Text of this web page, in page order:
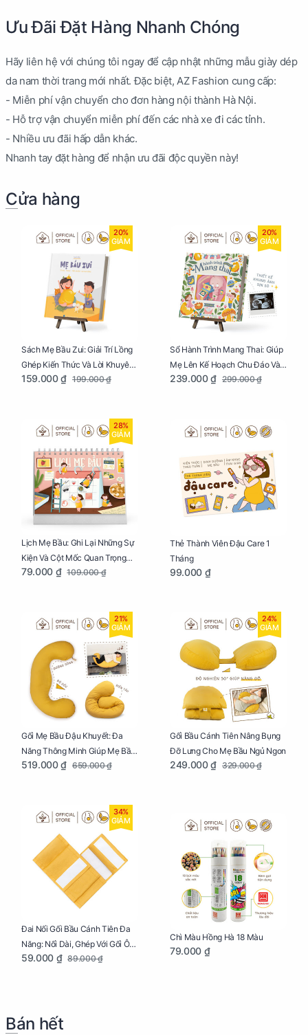
Ưu Đãi Đặt Hàng Nhanh Chóng
Hãy liên hệ với chúng tôi ngay để cập nhật những mẫu giày dép
da nam thời trang mới nhất. Đặc biệt, AZ Fashion cung cấp:
- Miễn phí vận chuyển cho đơn hàng nội thành Hà Nội.
- Hỗ trợ vận chuyển miễn phí đến các nhà xe đi các tỉnh.
- Nhiều ưu đãi hấp dẫn khác.
Nhanh tay đặt hàng để nhận ưu đãi độc quyền này!
Cửa hàng
20%
GIẢM
Sách Mẹ Bầu Zui: Giải Trí Lồng
Ghép Kiến Thức Và Lời Khuyên
Mang Thai Bổ Ích
159.000 ₫ 199.000 ₫
20%
GIẢM
Sổ Hành Trình Mang Thai: Giúp
Mẹ Lên Kế Hoạch Chu Đáo Và
Lưu Giữ Kỷ Niệm Mang Thai
239.000 ₫ 299.000 ₫
28%
GIẢM
Lịch Mẹ Bầu: Ghi Lại Những Sự
Kiện Và Cột Mốc Quan Trọng
Của Mẹ Và Bé
79.000 ₫ 109.000 ₫
Thẻ Thành Viên Đậu Care 1
Tháng
99.000 ₫
21%
GIẢM
Gối Mẹ Bầu Đậu Khuyết: Đa
Năng Thông Minh Giúp Mẹ Bầu
Ngủ Ngon, Cho Bé Bú Sau Sinh
519.000 ₫ 659.000 ₫
24%
GIẢM
Gối Bầu Cánh Tiên Nâng Bụng
Đỡ Lưng Cho Mẹ Bầu Ngủ Ngon
249.000 ₫ 329.000 ₫
34%
GIẢM
Đai Nối Gối Bầu Cánh Tiên Đa
Năng: Nối Dài, Ghép Với Gối Ôm
Dễ Dàng
59.000 ₫ 89.000 ₫
Chì Màu Hồng Hà 18 Màu
79.000 ₫
Bán hết